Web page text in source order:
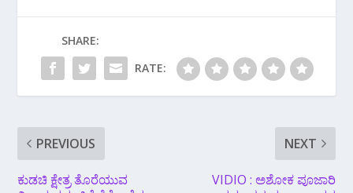
SHARE:
RATE:
PREVIOUS
ಕುಡಚಿ ಕ್ಷೇತ್ರ ತೊರೆಯುವ
NEXT
VIDIO : ಅಶೋಕ ಪೂಜಾರಿ